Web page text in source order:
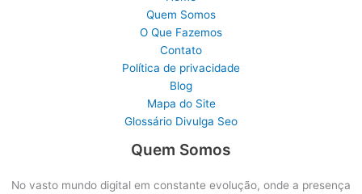
Quem Somos
O Que Fazemos
Contato
Política de privacidade
Blog
Mapa do Site
Glossário Divulga Seo
Quem Somos
No vasto mundo digital em constante evolução, onde a presença